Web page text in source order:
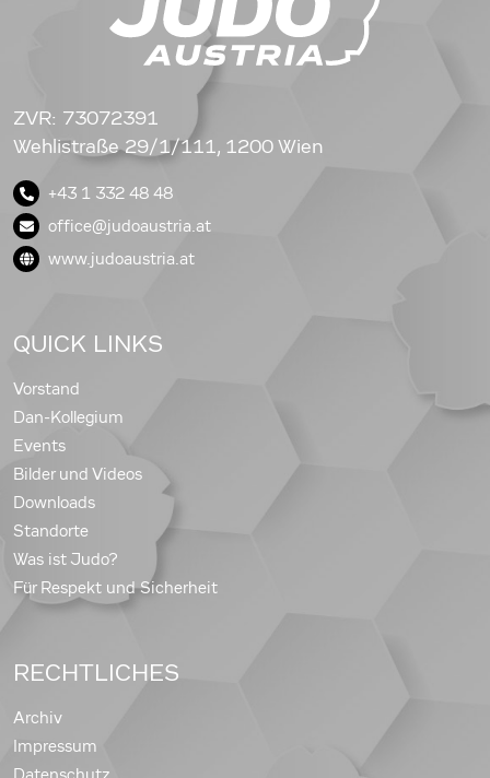
ZVR: 73072391
Wehlistraße 29/1/111, 1200 Wien
+43 1 332 48 48
office@judoaustria.at
www.judoaustria.at
QUICK LINKS
Vorstand
Dan-Kollegium
Events
Bilder und Videos
Downloads
Standorte
Was ist Judo?
Für Respekt und Sicherheit
RECHTLICHES
Archiv
Impressum